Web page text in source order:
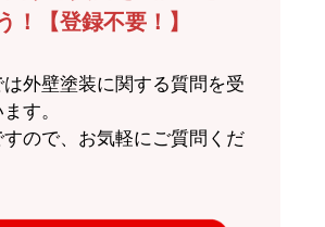
！【登録不要！】
外壁塗装に関する質問を受
す。
ので、お気軽にご質問くだ